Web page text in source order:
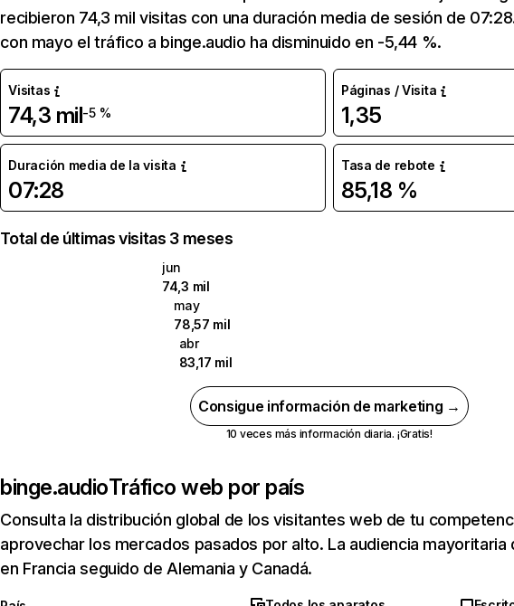
recibieron 74,3 mil visitas con una duración media de sesión de
con mayo el tráfico a binge.audio ha disminuido en -5,44 %.
Visitas
74,3 mil-5 %
Páginas / Visita
1,35
Duración media de la visita
07:28
Tasa de rebote
85,18 %
Total de últimas visitas 3 meses
jun
74,3 mil
may
78,57 mil
abr
83,17 mil
Consigue información de marketing →
10 veces más información diaria. ¡Gratis!
binge.audioTráfico web por país
Consulta la distribución global de los visitantes web de tu
aprovechar los mercados pasados por alto. La audiencia mayoritaria
en Francia seguido de Alemania y Canadá.